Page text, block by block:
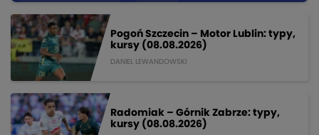
Pogoń Szczecin – Motor Lublin: typy,
kursy (08.08.2026)
DANIEL LEWANDOWSKI
Radomiak – Górnik Zabrze: typy,
kursy (08.08.2026)